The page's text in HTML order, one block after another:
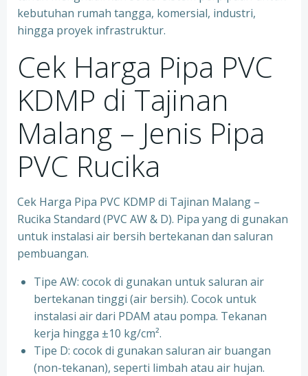
kebutuhan rumah tangga, komersial, industri,
hingga proyek infrastruktur.
Cek Harga Pipa PVC
KDMP di Tajinan
Malang – Jenis Pipa
PVC Rucika
Cek Harga Pipa PVC KDMP di Tajinan Malang –
Rucika Standard (PVC AW & D). Pipa yang di gunakan
untuk instalasi air bersih bertekanan dan saluran
pembuangan.
Tipe AW: cocok di gunakan untuk saluran air
bertekanan tinggi (air bersih). Cocok untuk
instalasi air dari PDAM atau pompa. Tekanan
kerja hingga ±10 kg/cm².
Tipe D: cocok di gunakan saluran air buangan
(non-tekanan), seperti limbah atau air hujan.